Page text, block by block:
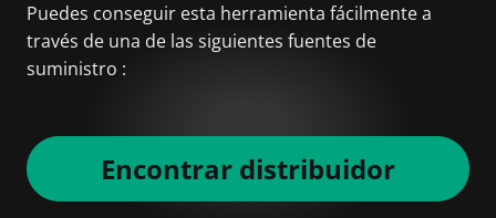
Puedes conseguir esta herramienta fácilmente a
través de una de las siguientes fuentes de
suministro :
Encontrar distribuidor